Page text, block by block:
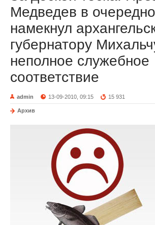
Медведев в
намекнул
губернатору
неполное служебное
соответствие
admin 13-09-2010, 09:15 15 931
Архив